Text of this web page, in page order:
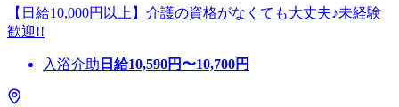
【日給10,000円以上】介護の資格がなくても大丈夫♪未経験
歓迎!!
入浴介助 日給10,590円〜10,700円